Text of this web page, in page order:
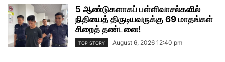
5 ஆண்டுகளாகப் பள்ளிவாசல்களில்
நிதியைத் திருடியவருக்கு 69 மாதங்கள்
சிறைத் தண்டனை!
TOP STORY August 6, 2026 12:40 pm